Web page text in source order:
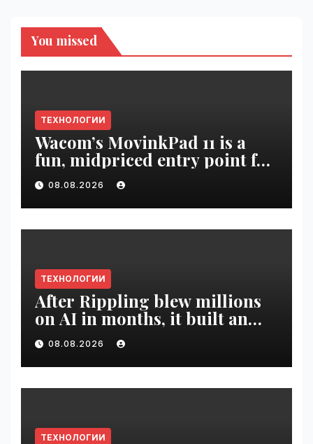
You missed
ТЕХНОЛОГИИ
Wacom’s MovinkPad 11 is a
fun, midpriced entry point for
digital artists | VseTime.ru
08.08.2026
ТЕХНОЛОГИИ
After Rippling blew millions
on AI in months, it built an
employee ROI tool |
VseTime.ru
08.08.2026
ТЕХНОЛОГИИ